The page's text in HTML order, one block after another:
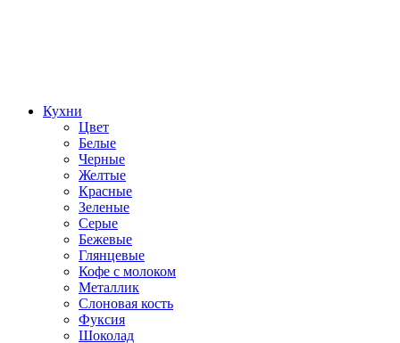
Кухни
Цвет
Белые
Черные
Желтые
Красные
Зеленые
Серые
Бежевые
Глянцевые
Кофе с молоком
Металлик
Слоновая кость
Фуксия
Шоколад